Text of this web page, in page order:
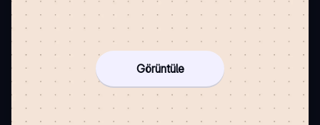
Görüntüle